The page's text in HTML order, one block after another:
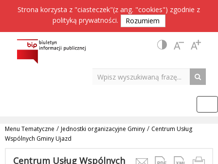
Strona korzysta z "ciasteczek"(z ang. "cookies") zgodnie z
polityką prywatności. Rozumiem
Menu Tematyczne / Jednostki organizacyjne Gminy / Centrum Usług
Wspólnych Gminy Ujazd
Centrum Usług Wspólnych